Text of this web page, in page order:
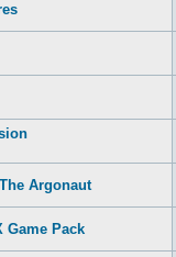
Argonaut
Game Pack